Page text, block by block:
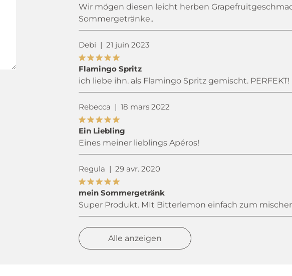
Wir mögen diesen leicht herben
Sommergetränke..
Debi | 21 juin 2023
Flamingo Spritz
ich liebe ihn. als Flamingo Spritz gemischt. PERFEKT!
Rebecca | 18 mars 2022
Ein Liebling
Eines meiner lieblings Apéros!
Regula | 29 avr. 2020
mein Sommergetränk
Super Produkt. MIt Bitterlemon einfach zum
Alle anzeigen